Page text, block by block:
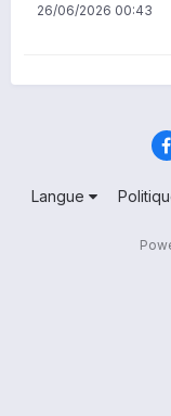
26/06/2026 00:43
Langue